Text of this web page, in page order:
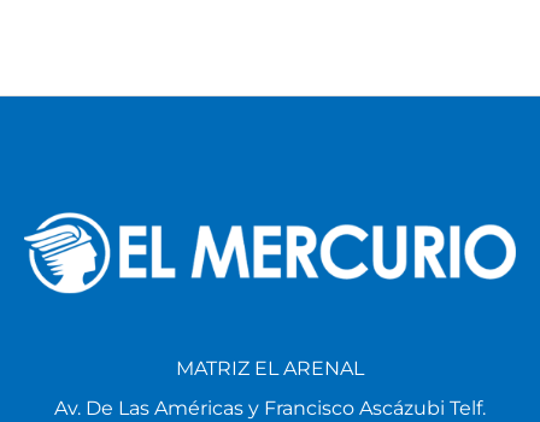
MATRIZ EL ARENAL
Av. De Las Américas y Francisco Ascázubi Telf.